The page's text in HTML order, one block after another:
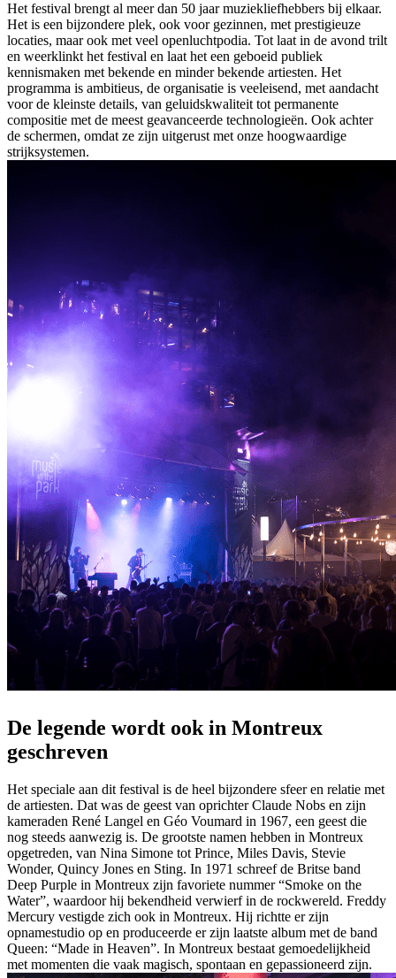
Het festival brengt al meer dan 50 jaar muziekliefhebbers bij elkaar.
Het is een bijzondere plek, ook voor gezinnen, met prestigieuze
locaties, maar ook met veel openluchtpodia. Tot laat in de avond trilt
en weerklinkt het festival en laat het een geboeid publiek
kennismaken met bekende en minder bekende artiesten. Het
programma is ambitieus, de organisatie is veeleisend, met aandacht
voor de kleinste details, van geluidskwaliteit tot permanente
compositie met de meest geavanceerde technologieën. Ook achter
de schermen, omdat ze zijn uitgerust met onze hoogwaardige
strijksystemen.
De legende wordt ook in Montreux
geschreven
Het speciale aan dit festival is de heel bijzondere sfeer en relatie met
de artiesten. Dat was de geest van oprichter Claude Nobs en zijn
kameraden René Langel en Géo Voumard in 1967, een geest die
nog steeds aanwezig is. De grootste namen hebben in Montreux
opgetreden, van Nina Simone tot Prince, Miles Davis, Stevie
Wonder, Quincy Jones en Sting. In 1971 schreef de Britse band
Deep Purple in Montreux zijn favoriete nummer “Smoke on the
Water”, waardoor hij bekendheid verwierf in de rockwereld. Freddy
Mercury vestigde zich ook in Montreux. Hij richtte er zijn
opnamestudio op en produceerde er zijn laatste album met de band
Queen: “Made in Heaven”. In Montreux bestaat gemoedelijkheid
met momenten die vaak magisch, spontaan en gepassioneerd zijn.